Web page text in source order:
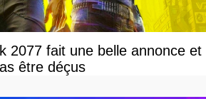
2077 fait une belle annonce et
être déçus